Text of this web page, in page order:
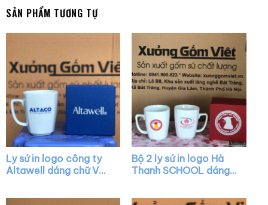
SẢN PHẨM TƯƠNG TỰ
Ly sứ in logo công ty
Altawell dáng chữ V
Bộ 2 ly sứ in logo Hà
Thanh SCHOOL dáng